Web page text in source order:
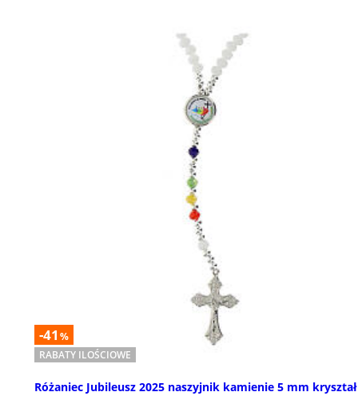
-41 %
RABATY ILOŚCIOWE
Różaniec Jubileusz 2025 naszyjnik kamienie 5 mm kryształ